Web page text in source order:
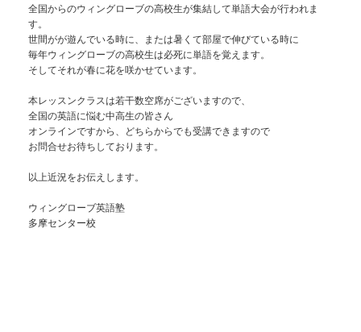
全国からのウィングローブの高校生が集結して単語大会が行われま
す。
世間がが遊んでいる時に、または暑くて部屋で伸びている時に
毎年ウィングローブの高校生は必死に単語を覚えます。
そしてそれが春に花を咲かせています。
本レッスンクラスは若干数空席がございますので、
全国の英語に悩む中高生の皆さん
オンラインですから、どちらからでも受講できますので
お問合せお待ちしております。
以上近況をお伝えします。
ウィングローブ英語塾
多摩センター校